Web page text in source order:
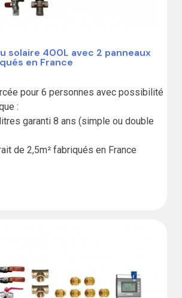
solaire 400L avec 2 panneaux
en France
pour 6 personnes avec possibilité
:
garanti 8 ans (simple ou double
de 2,5m² fabriqués en France